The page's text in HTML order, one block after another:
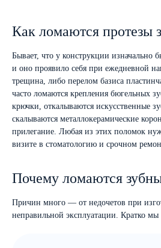
Как ломаются протезы
Бывает, что у конструкции изначально
и оно проявило себя при ежедневной
трещина, либо перелом базиса
часто ломаются крепления бюгельных
крючки, откалываются искусственные
скалываются металлокерамические
прилегание. Любая из этих поломок
визите в стоматологию и срочном
Почему ломаются
Причин много — от недочетов при
неправильной эксплуатации. Кратко мы